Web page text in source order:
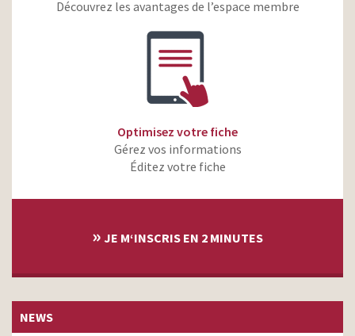
agence
L’intelligence connectée
agence
Découvrez les avantages de l’espace membre
Optimisez votre fiche
Gérez vos informations
Éditez votre fiche
» JE M‘INSCRIS EN 2 MINUTES
NEWS